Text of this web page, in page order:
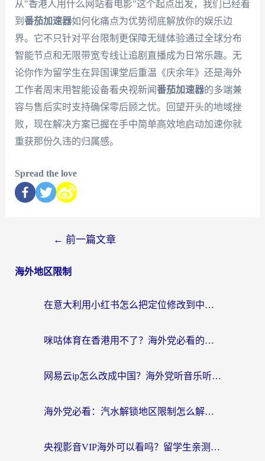
从"香港人用什么网站看电影"这个起点出发，我们已经看
到 番茄加速器如何化痛点为优势彻底解放你的娱乐边
界。它不只针对平台限制更保障无缝体验通过全球分布
智能节点和无限带宽专线让追剧直播成为日常乐趣。无
论你作为留学生在异国课堂后重温《庆余年》还是海外
工作者周末用智能设备看央视新闻番茄加速器的多端兼
容与售后实时支持确保零后顾之忧。回望开头的地域挫
败，现在解决方案已握在手中简单高效地启动加速你就
重获那份久违的归属感。
Spread the love
← 前一篇文章
海外地区限制
在意大利用小红书怎么把定位修改到中国国内？3个实用技巧+1个靠谱工具帮你搞定
咪咕体育在香港用不了？海外党必看的回国加速器选择指南（附3个真实场景解决方案）
网易云ip怎么改成中国？海外党听音乐听书的无痛解决方案
海外党必看：汽水解锁地区限制怎么解除？3招解决国内影音&生活服务难题
央视影音VIP海外可以看吗？留学生亲测有效的回国加速器选择指南